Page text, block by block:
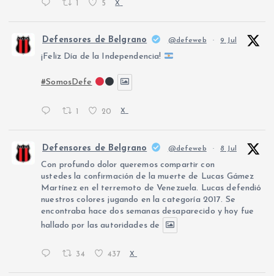
5 X
Defensores de Belgrano @defeweb · 9 Jul
¡Feliz Día de la Independencia!
#SomosDefe
1 20 X
Defensores de Belgrano @defeweb · 8 Jul
Con profundo dolor queremos compartir con
ustedes la confirmación de la muerte de Lucas Gámez
Martínez en el terremoto de Venezuela. Lucas defendió
nuestros colores jugando en la categoría 2017. Se
encontraba hace dos semanas desaparecido y hoy fue
hallado por las autoridades de
34 437 X